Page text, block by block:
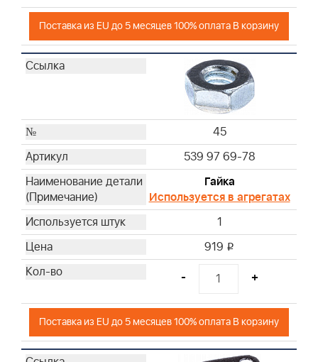
Поставка из EU до 5 месяцев 100% оплата В корзину
45
539 97 69-78
Гайка
Используется в агрегатах
1
919 i
- +
Поставка из EU до 5 месяцев 100% оплата В корзину